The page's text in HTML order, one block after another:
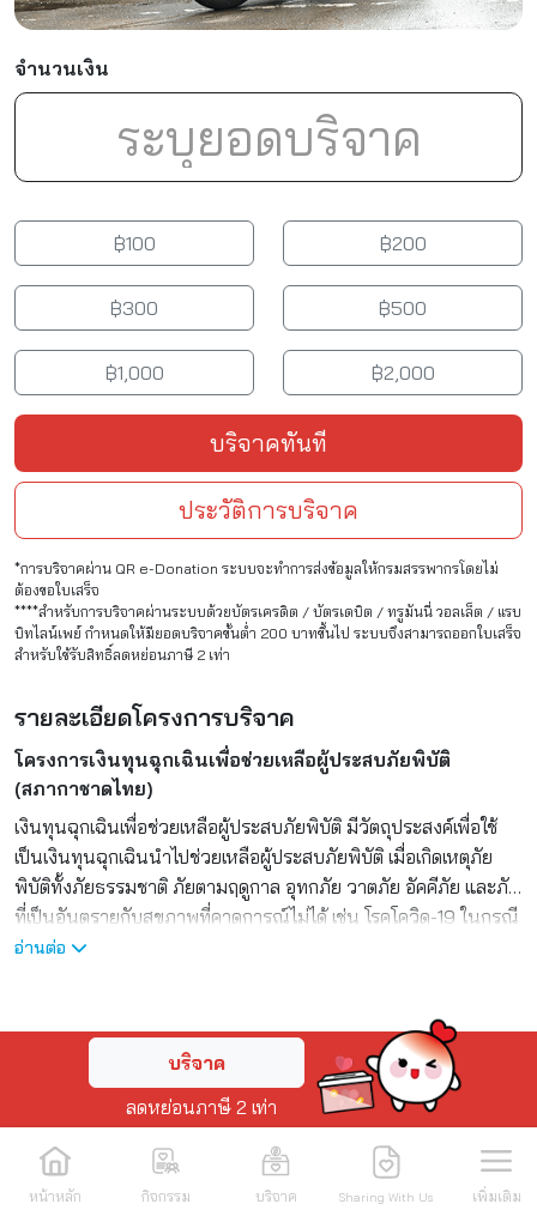
33 Chaliow 41
จำนวนเงิน
฿100 ฿200
฿300 ฿500
฿1,000 ฿2,000
ประวัติการบริจาค
บริจาคทันที
*การบริจาคผ่าน QR e-Donation ระบบจะทำการส่งข้อมูลให้กรมสรรพากรโดยไม่
ต้องขอใบเสร็จ
****สำหรับการบริจาคผ่านระบบด้วยบัตรเครดิต / บัตรเดบิต / ทรูมันนี่ วอลเล็ต / แรบ
บิทไลน์เพย์ กำหนดให้มียอดบริจาคขั้นต่ำ 200 บาทขึ้นไป ระบบจึงสามารถออกใบเสร็จ
สำหรับใช้รับสิทธิ์ลดหย่อนภาษี 2 เท่า
รายละเอียดโครงการบริจาค
โครงการเงินทุนฉุกเฉินเพื่อช่วยเหลือผู้ประสบภัยพิบัติ
(สภากาชาดไทย)
เงินทุนฉุกเฉินเพื่อช่วยเหลือผู้ประสบภัยพิบัติ มีวัตถุประสงค์เพื่อใช้
เป็นเงินทุนฉุกเฉินนำไปช่วยเหลือผู้ประสบภัยพิบัติ เมื่อเกิดเหตุภัย
พิบัติทั้งภัยธรรมชาติ ภัยตามฤดูกาล อุทกภัย วาตภัย อัคคีภัย และภัย
ที่เป็นอันตรายกับสุขภาพที่คาดการณ์ไม่ได้ เช่น โรคโควิด-19 ในกรณี
ที่ภาครัฐไม่สามารถให้ความช่วยเหลือได้ทั่วถึง ทันที และครอบคลุม
ถึงกลุ่มแรงงานข้ามชาติ เพื่อเป็นการบรรเทาทุกข์ประชาชน รวมถึง
เมื่อเงินช่วยเหลือด้านภัยพิบัติของ สภากาชาดไทยที่ได้รับงบ
ประมาณจากภาครัฐไม่เพียงพอต่อการช่วยเหลือผู้ประสบภัยในพื้นที่
76 จังหวัด รวมถึงกรุงเทพมหานคร เป็นต้น ในประเทศไทยเกิดภัย
พิบัติตามธรรมชาติ ตามฤดูกาลเป็นประจำทุกปี ซึ่งทวีความรุนแรง
ขยายพื้นที่และมีระยะเวลาของการเกิดภัยยาวนานขึ้น อาทิ น้ำท่วม
อ่านต่อ
บริจาค
ลดหย่อนภาษี 2 เท่า
หน้าหลัก กิจกรรม บริจาค Sharing With Us เพิ่มเติม